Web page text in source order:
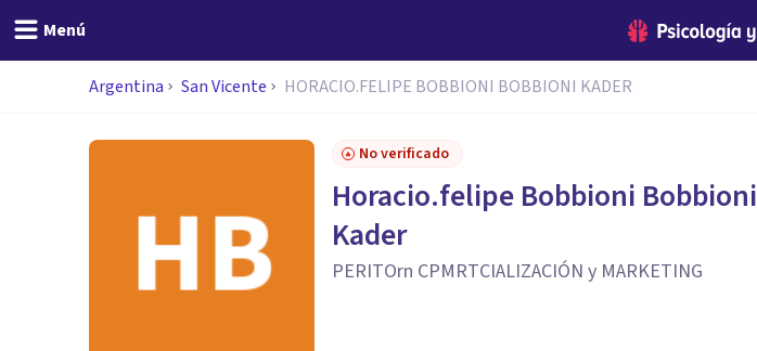
Menú
Argentina San Vicente HORACIO.FELIPE BOBBIONI BOBBIONI KADER
No verificado
Horacio.felipe Bobbioni Bobbioni
Kader
PERITOrn CPMRTCIALIZACIÓN y MARKETING